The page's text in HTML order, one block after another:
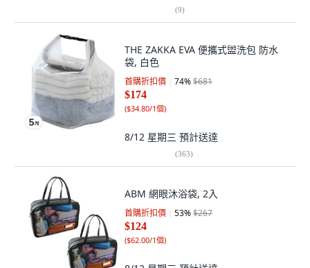
(9)
THE ZAKKA EVA 便攜式盥洗包 防水
袋, 白色
首購折扣價 74%$681
$174
($34.80/1個)
8/12 星期三 預計送達
(363)
ABM 網眼沐浴袋, 2入
首購折扣價 53%$267
$124
($62.00/1個)